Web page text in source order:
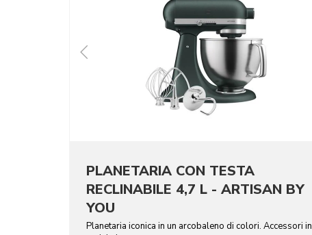
PLANETARIA CON TESTA
RECLINABILE 4,7 L - ARTISAN BY
YOU
Planetaria iconica in un arcobaleno di colori. Accessori in